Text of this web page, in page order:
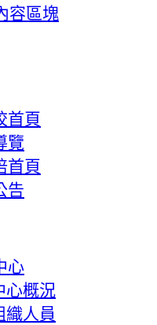
容區塊
首頁
覽
首頁
告
心
心概況
織人員